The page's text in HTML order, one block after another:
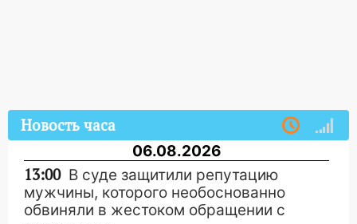
Новость часа
06.08.2026
13:00 В суде защитили репутацию
мужчины, которого необоснованно
обвиняли в жестоком обращении с